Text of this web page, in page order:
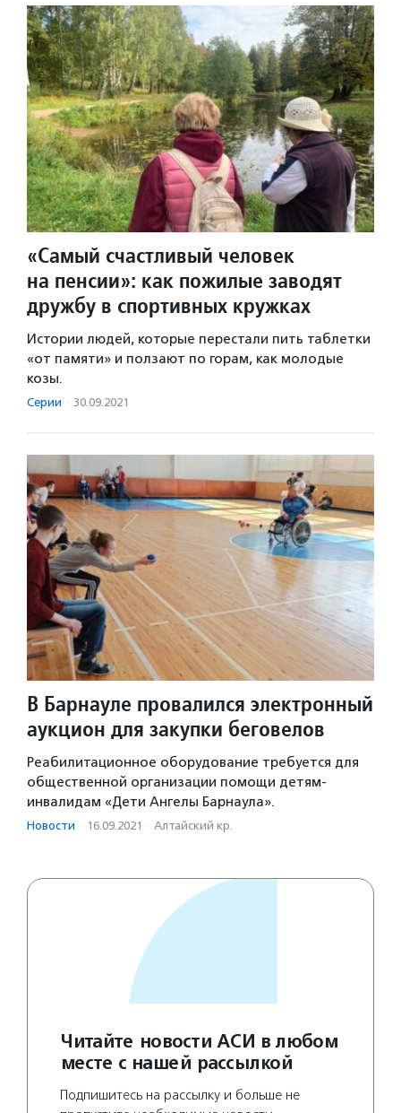
«Самый счастливый человек
на пенсии»: как пожилые заводят
дружбу в спортивных кружках
Истории людей, которые перестали пить таблетки
«от памяти» и ползают по горам, как молодые
козы.
Серии · 30.09.2021
В Барнауле провалился электронный
аукцион для закупки беговелов
Реабилитационное оборудование требуется для
общественной организации помощи детям-
инвалидам «Дети Ангелы Барнаула».
Новости · 16.09.2021 · Алтайский кр.
Читайте новости АСИ в любом
месте с нашей рассылкой
Подпишитесь на рассылку и больше не